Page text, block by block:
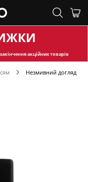
акційних товарів
Незмивний догляд